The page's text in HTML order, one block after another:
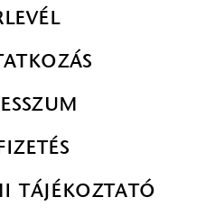
tájékoztató